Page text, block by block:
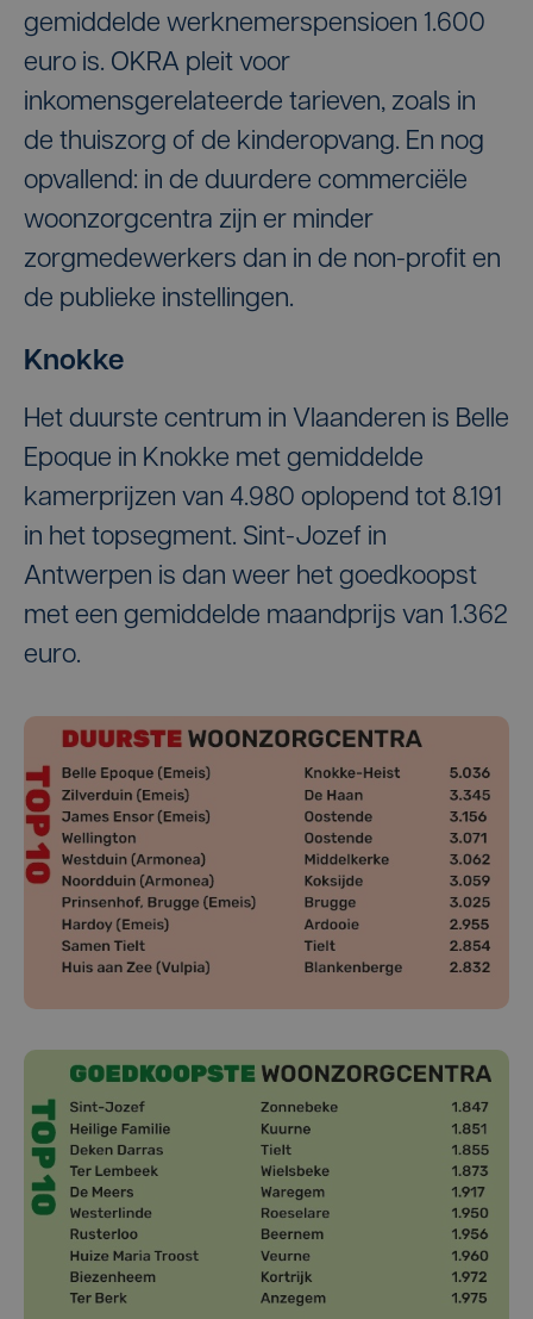
gemiddelde werknemerspensioen 1.600
euro is. OKRA pleit voor
inkomensgerelateerde tarieven, zoals in
de thuiszorg of de kinderopvang. En nog
opvallend: in de duurdere commerciële
woonzorgcentra zijn er minder
zorgmedewerkers dan in de non-profit en
de publieke instellingen.
Knokke
Het duurste centrum in Vlaanderen is Belle
Epoque in Knokke met gemiddelde
kamerprijzen van 4.980 oplopend tot 8.191
in het topsegment. Sint-Jozef in
Antwerpen is dan weer het goedkoopst
met een gemiddelde maandprijs van 1.362
euro.